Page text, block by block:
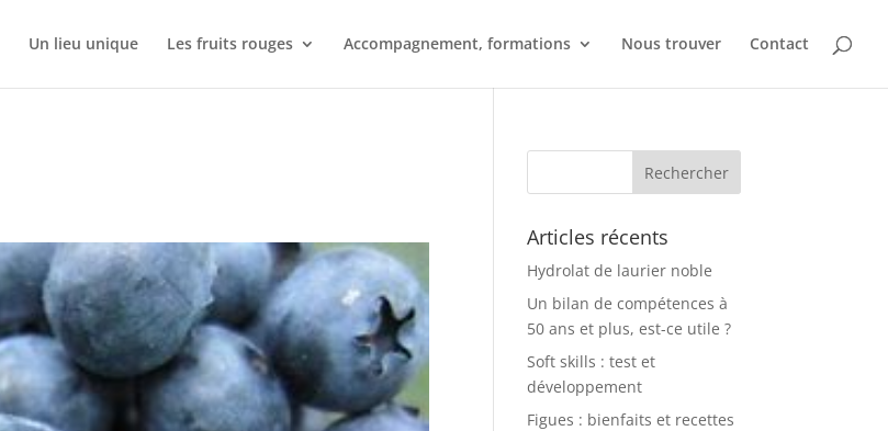
Un lieu unique Les fruits rouges Accompagnement, formations Nous trouver Contact
Articles récents
Hydrolat de laurier noble
Un bilan de compétences à
50 ans et plus, est-ce utile ?
Soft skills : test et
développement
Figues : bienfaits et recettes